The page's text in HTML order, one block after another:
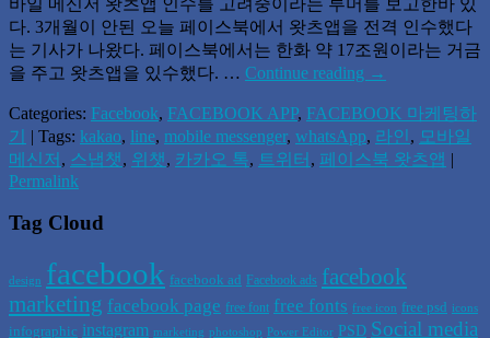
다. 3개월이 안된 오늘 페이스북에서 왓츠앱을 전격 인수했다
는 기사가 나왔다. 페이스북에서는 한화 약 17조원이라는 거금
을 주고 왓츠앱을 있수했다. … Continue reading →
Categories: Facebook, FACEBOOK APP, FACEBOOK 마케팅하
기
| Tags: kakao, line, mobile messenger, whatsApp, 라인 , 모바일
메신저 , 스냅챗, 위챗, 카카오 톡, 트위터 , 페이스북 왓츠앱 |
Permalink
Tag Cloud
design facebook facebook ad Facebook ads facebook
marketing facebook page free font free fonts free icon free psd icons
infographic instagram marketing photoshop Power Editor PSD Social media